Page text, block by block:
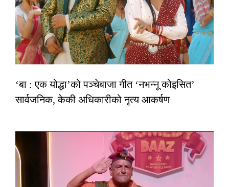
‘बा : एक योद्धा’को पञ्चेबाजा गीत ‘नभन्नू कोइसित’
सार्वजनिक, केकी अधिकारीको नृत्य आकर्षण